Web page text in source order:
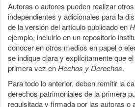
Autoras o autores pueden realizar
independientes y adicionales para la
de la versión del artículo publicado en
ejemplo, incluirlo en un repositorio
conocer en otros medios en papel o
se indique clara y explícitamente que
primera vez enHechos y Derechos.
Para todo lo anterior, deben remitir la
derechos patrimoniales de la primera
requisitada y firmada por las autoras o